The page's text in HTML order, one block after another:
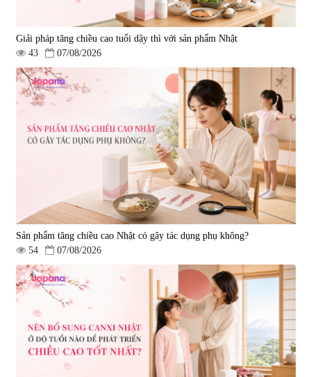
Giải pháp tăng chiều cao tuổi dậy thì với sản phẩm Nhật
43
07/08/2026
Sản phẩm tăng chiều cao Nhật có gây tác dụng phụ không?
54
07/08/2026